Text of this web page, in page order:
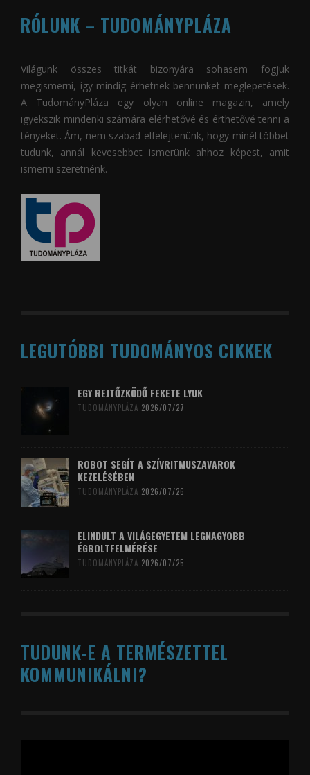
RÓLUNK – TUDOMÁNYPLÁZA
Világunk összes titkát bizonyára sohasem fogjuk
megismerni, így mindig érhetnek bennünket meglepetések.
A TudományPláza egy olyan online magazin, amely
igyekszik mindenki számára elérhetővé és érthetővé tenni a
tényeket. Ám, nem szabad elfelejtenünk, hogy minél többet
tudunk, annál kevesebbet ismerünk ahhoz képest, amit
ismerni szeretnénk.
LEGUTÓBBI TUDOMÁNYOS CIKKEK
EGY REJTŐZKÖDŐ FEKETE LYUK
TUDOMÁNYPLÁZA 2026/07/27
ROBOT SEGÍT A SZÍVRITMUSZAVAROK
KEZELÉSÉBEN
TUDOMÁNYPLÁZA 2026/07/26
ELINDULT A VILÁGEGYETEM LEGNAGYOBB
ÉGBOLTFELMÉRÉSE
TUDOMÁNYPLÁZA 2026/07/25
TUDUNK-E A TERMÉSZETTEL
KOMMUNIKÁLNI?